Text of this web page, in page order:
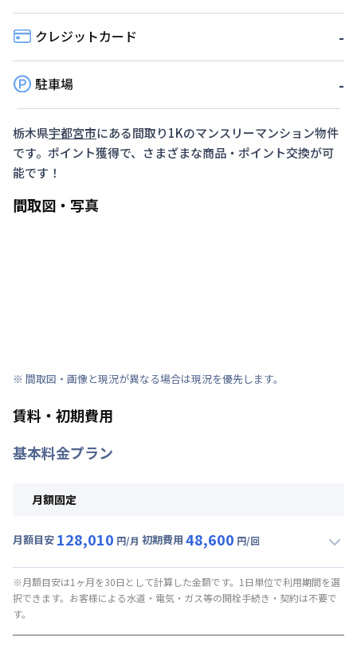
クレジットカード -
駐車場 -
栃木県宇都宮市にある間取り1Kのマンスリーマンション物件
です。ポイント獲得で、さまざまな商品・ポイント交換が可
能です！
間取図・写真
※ 間取図・画像と現況が異なる場合は現況を優先します。
賃料・初期費用
基本料金プラン
月額固定
月額目安 128,010 円/月 初期費用 48,600 円/回
月額賃料目安(30日利用)
賃料 : 98,010円/月 (3,267円/日)
光熱費他 :
※月額目安は1ヶ月を30日として計算した金額です。1日単位で利用期間を選
択できます。お客様による水道・電気・ガス等の開栓手続き・契約は不要で
す。